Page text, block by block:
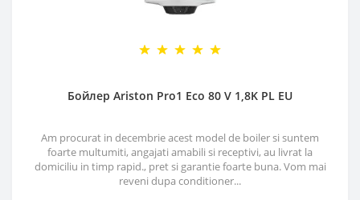
Бойлер Ariston Pro1 Eco 80 V 1,8K PL EU
Am procurat in decembrie acest model de boiler si suntem
foarte multumiti, angajati amabili si receptivi, au livrat la
domiciliu in timp rapid., pret si garantie foarte buna. Vom mai
reveni dupa conditioner...